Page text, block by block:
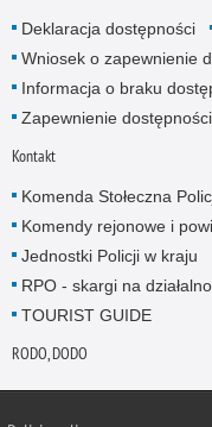
Deklaracja dostępności
Wniosek o zapewnienie
Informacja o braku
Zapewnienie
Kontakt
Komenda Stołeczna
Komendy rejonowe i
Jednostki Policji w kraju
RPO - skargi na
TOURIST GUIDE
RODO, DODO